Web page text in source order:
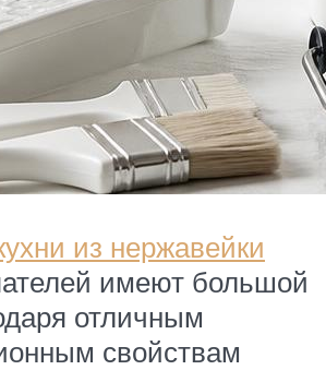
из нержавейки
имеют большой
отличным
свойствам